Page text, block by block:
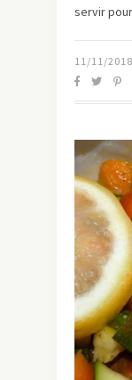
servir
11/11/2018